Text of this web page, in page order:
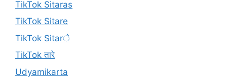
TikTok Sitaras
TikTok Sitare
TikTok Sitarे
TikTok तारे
Udyamikarta